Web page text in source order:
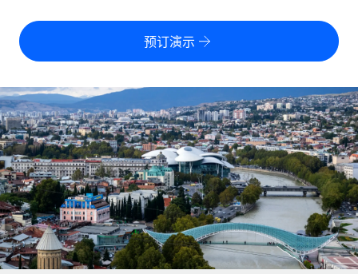
零实体成本实现全球扩张
全球合规聘用合同工
合同工管理
全球合同工入职与管理
PEO
外包复杂雇佣任务
基础设施
美国各州浏览器
Remote 无惧对比
了解我们的竞争优势
成长阶段
初创企业
为成长型企业量身打造的全球敏捷型人力资源与薪资解决方案
中型市场
工具与计算器
误分类风险计算工具
员工成本计算器
计算任何国家的员工总成本
合同工薪酬结算计算器
探索全球合同工的结算货币选项与结算速度
通过 REMOTE 学习
研究与指引
定价
中文（简体）
English
Nederlands
Français
Deutsch
登录
预订演示